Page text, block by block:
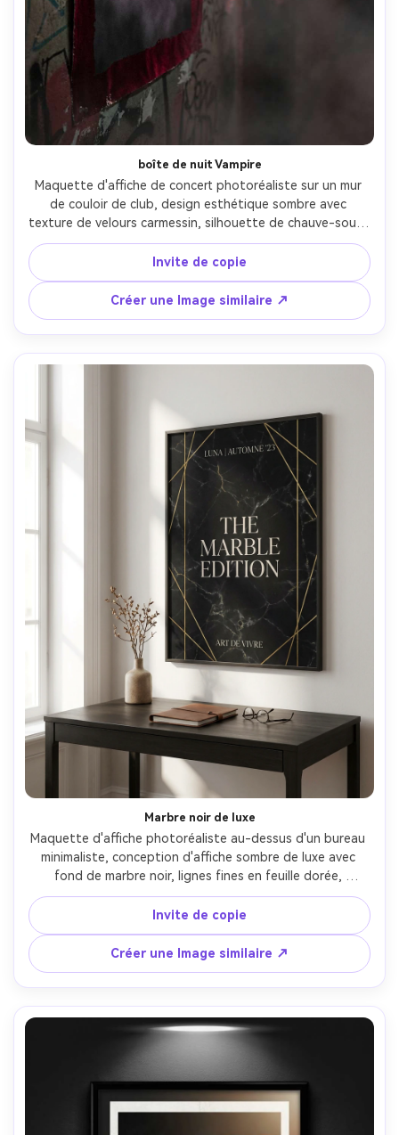
boîte de nuit Vampire
Maquette d'affiche de concert photoréaliste sur un mur
de couloir de club, design esthétique sombre avec
texture de velours carmessin, silhouette de chauve-souris
subtile, titre serif élégant, lumière de bord rouge néon,
fond dégradé fumé, coins en détresse, superposition de
sérigraphie réaliste, éclairage humoreux discret, prise sur
Sony A7IV, 35mm, f/1.8, profondeur peu profonde avec
mise au point nette de l'affiche-AR 4:5
Invite de copie
Créer une Image similaire ↗
Marbre noir de luxe
Maquette d'affiche photoréaliste au-dessus d'un bureau
minimaliste, conception d'affiche sombre de luxe avec
fond de marbre noir, lignes fines en feuille dorée,
typographie moderne de haute mode, espace négatif
généreux, grain subtil, papier mat premium, lumière de
fenêtre douce, prise sur Nikon Z8, 50mm, f/2.8, propre
style de photographie de produit éditorial- -ar 4:5
Invite de copie
Créer une Image similaire ↗